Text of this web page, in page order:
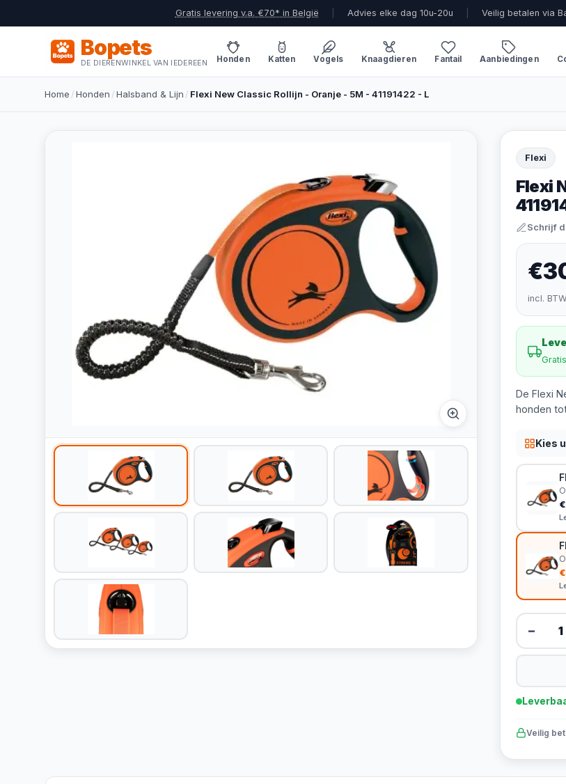
Gratis levering v.a. €70* in België Advies elke dag 10u-20u Veilig betalen via
Bopets
DE DIERENWINKEL VAN IEDEREEN Honden Katten Vogels Knaagdieren Fantail Aanbiedingen
Home /Honden /Halsband & Lijn / Flexi New Classic Rollijn - Oranje - 5M - 41191422 - L
Flexi
Flexi
Schrijf
incl.
De Flexi
honden
Kies
−
Veilig